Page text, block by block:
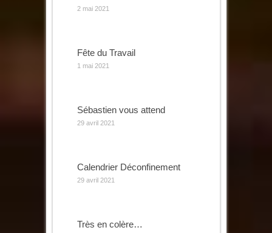
2 mai 2021
Fête du Travail
1 mai 2021
Sébastien vous attend
29 avril 2021
Calendrier Déconfinement
29 avril 2021
Très en colère…